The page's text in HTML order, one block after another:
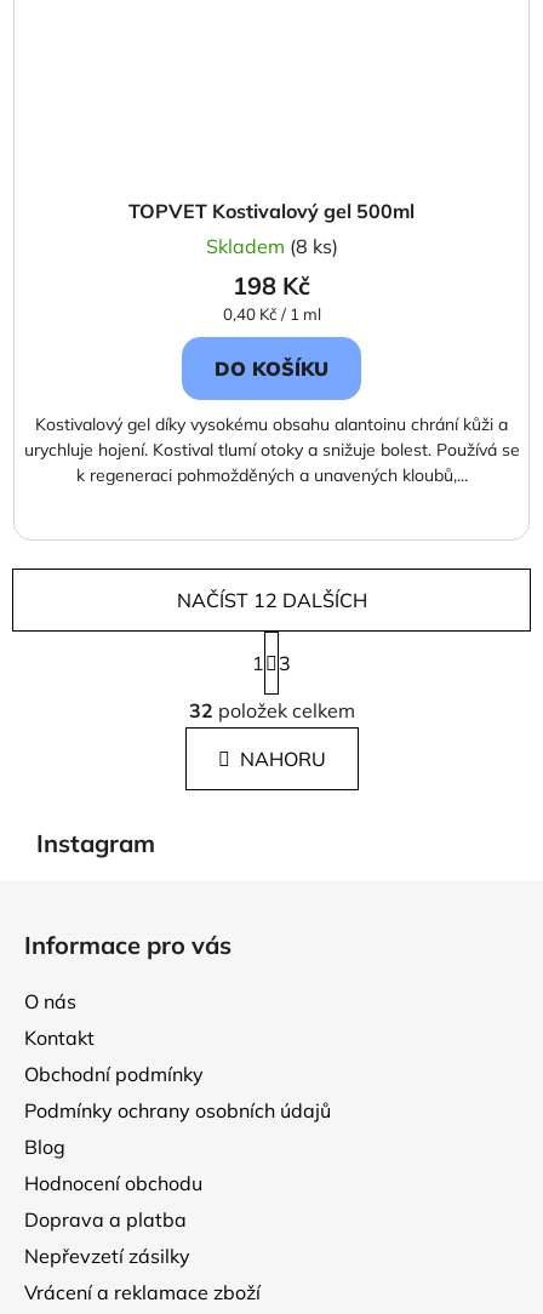
TOPVET Kostivalový gel 500ml
Skladem (8 ks)
198 Kč
Měrná
cena:
0,40 Kč / 1 ml
DO KOŠÍKU
Kostivalový gel díky vysokému obsahu alantoinu chrání kůži a
urychluje hojení. Kostival tlumí otoky a snižuje bolest. Používá se
k regeneraci pohmožděných a unavených kloubů,...
O
v
á
d
i
NAČÍST 12 DALŠÍCH
S
t
r
á
n
k
1
3
32 položek celkem
NAHORU
Instagram
Informace pro vás
O nás
Kontakt
Obchodní podmínky
Podmínky ochrany osobních údajů
Blog
Hodnocení obchodu
Doprava a platba
Nepřevzetí zásilky
Vrácení a reklamace zboží